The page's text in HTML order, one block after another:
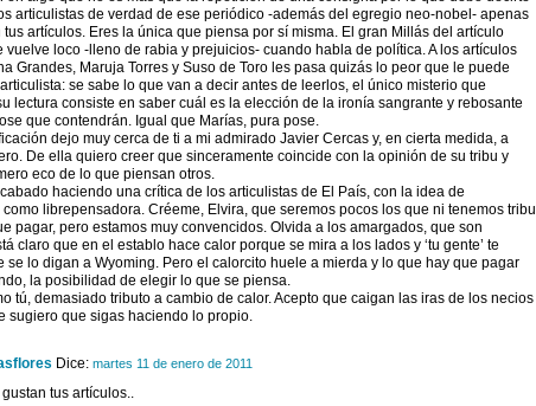
articulistas de verdad de ese periódico -además del egregio neo-nobel- apenas
tus artículos. Eres la única que piensa por sí misma. El gran Millás del artículo
vuelve loco -lleno de rabia y prejuicios- cuando habla de política. A los artículos
Grandes, Maruja Torres y Suso de Toro les pasa quizás lo peor que le puede
se sabe lo que van a decir antes de leerlos, el único misterio que
lectura consiste en saber cuál es la elección de la ironía sangrante y rebosante
que contendrán. Igual que Marías, pura pose.
dejo muy cerca de ti a mi admirado Javier Cercas y, en cierta medida, a
De ella quiero creer que sinceramente coincide con la opinión de su tribu y
eco de lo que piensan otros.
haciendo una crítica de los articulistas de El País, con la idea de
librepensadora. Créeme, Elvira, que seremos pocos los que ni tenemos tribu
pagar, pero estamos muy convencidos. Olvida a los amargados, que son
claro que en el establo hace calor porque se mira a los lados y ‘tu gente’ te
se lo digan a Wyoming. Pero el calorcito huele a mierda y lo que hay que pagar
la posibilidad de elegir lo que se piensa.
tú, demasiado tributo a cambio de calor. Acepto que caigan las iras de los necios
sugiero que sigas haciendo lo propio.
Dice: martes 11 de enero de 2011
tus artículos..